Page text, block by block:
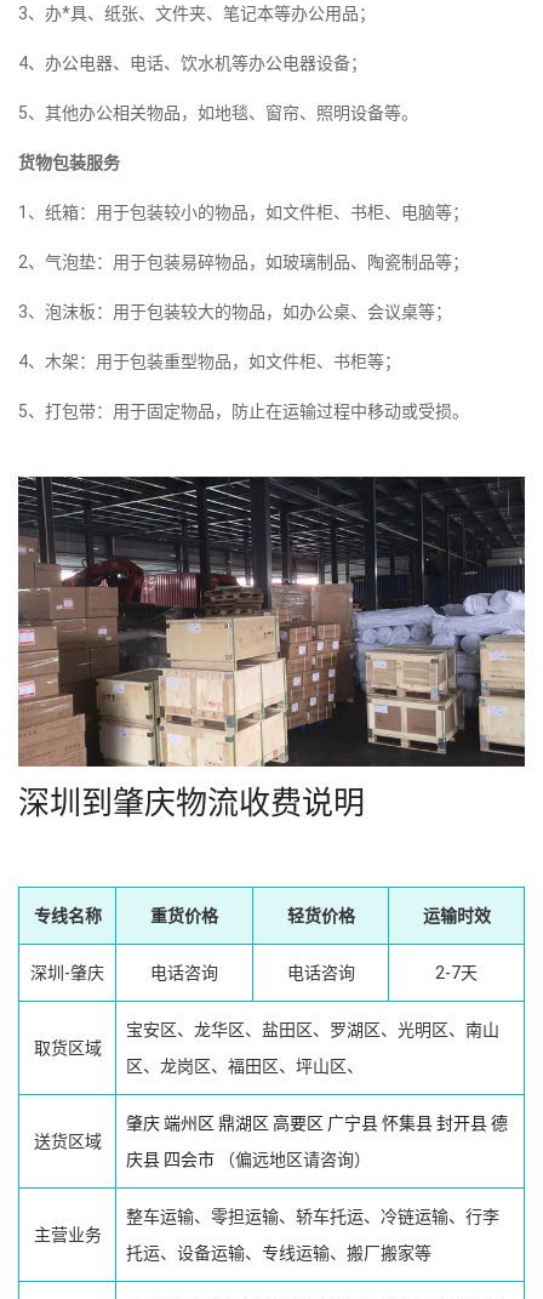
3、办*具、纸张、文件夹、笔记本等办公用品；
4、办公电器、电话、饮水机等办公电器设备；
5、其他办公相关物品，如地毯、窗帘、照明设备等。
货物包装服务
1、纸箱：用于包装较小的物品，如文件柜、书柜、电脑等；
2、气泡垫：用于包装易碎物品，如玻璃制品、陶瓷制品等；
3、泡沫板：用于包装较大的物品，如办公桌、会议桌等；
4、木架：用于包装重型物品，如文件柜、书柜等；
5、打包带：用于固定物品，防止在运输过程中移动或受损。
深圳到肇庆物流收费说明
专线名称 重货价格 轻货价格 运输时效
深圳-肇庆 电话咨询 电话咨询 2-7天
取货区域
宝安区、龙华区、盐田区、罗湖区、光明区、南山
区、龙岗区、福田区、坪山区、
送货区域
肇庆端州区 鼎湖区 高要区 广宁县怀集县封开县德
庆县 四会市 （偏远地区请咨询）
主营业务
整车运输、零担运输、轿车托运、冷链运输、行李
托运、设备运输、专线运输、搬厂搬家等